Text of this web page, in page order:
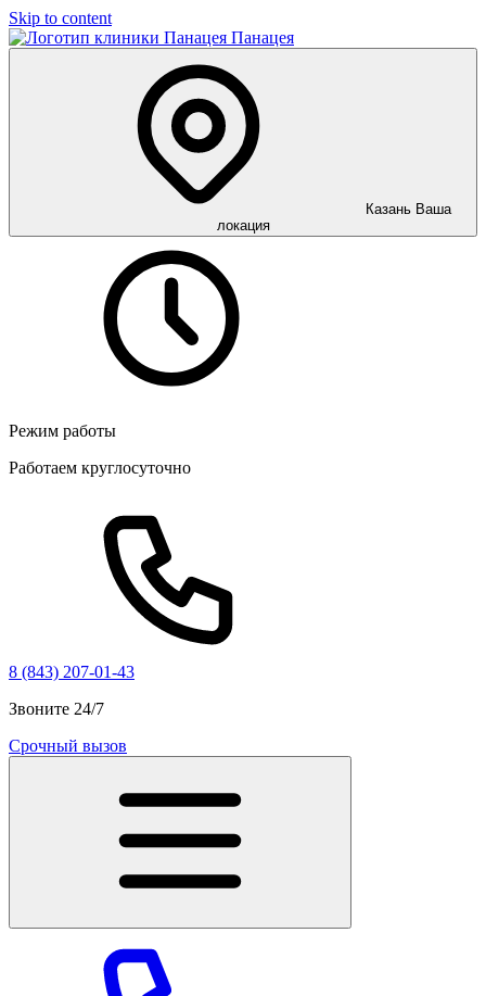
Skip to content
Панацея
Казань Ваша
локация
Режим работы
Работаем круглосуточно
8 (843) 207-01-43
Звоните 24/7
Срочный вызов